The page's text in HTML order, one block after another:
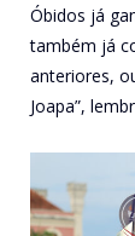
Óbidos já
também já
anteriores,
Joapa”,